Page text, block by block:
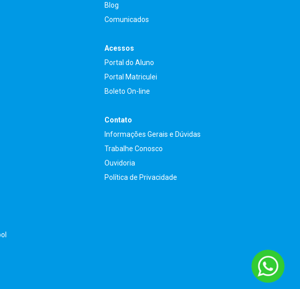
Blog
Comunicados
Acessos
Portal do Aluno
Portal Matriculei
Boleto On-line
Contato
Informações Gerais e Dúvidas
Trabalhe Conosco
Ouvidoria
Política de Privacidade